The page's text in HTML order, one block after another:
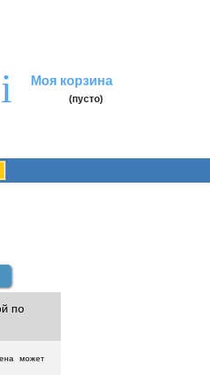
i Моя корзина
(пусто)
по
может